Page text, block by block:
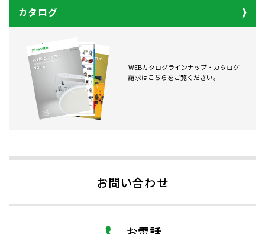
カタログ
WEBカタログラインナップ・カタログ
請求はこちらをご覧ください。
お問い合わせ